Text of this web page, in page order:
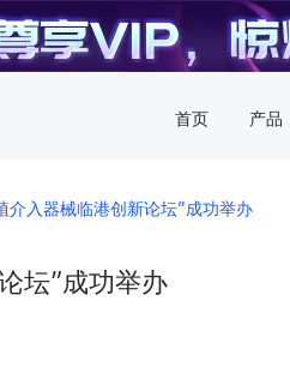
首页 产品
介入器械临港创新论坛”成功举办
坛”成功举办